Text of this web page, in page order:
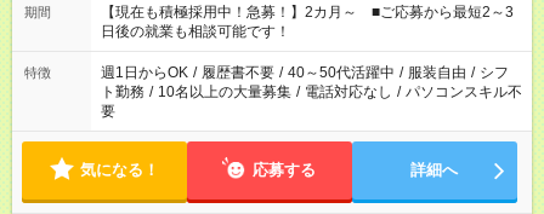
時間。 合計で週40時間を超える場合は応募できません。
期間
【現在も積極採用中！急募！】2カ月～ ■ご応募から最短2～3
日後の就業も相談可能です！
特徴 週1日からOK / 履歴書不要 / 40～50代活躍中 / 服装自由 / シフ
ト勤務 / 10名以上の大量募集 / 電話対応なし / パソコンスキル不
要
気になる！ 応募する 詳細へ